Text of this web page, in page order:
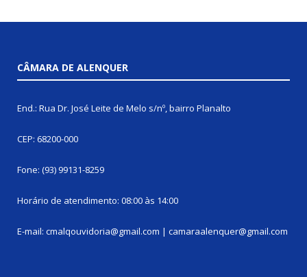
CÂMARA DE ALENQUER
End.: Rua Dr. José Leite de Melo s/nº, bairro Planalto
CEP: 68200-000
Fone: (93) 99131-8259
Horário de atendimento: 08:00 às 14:00
E-mail: cmalqouvidoria@gmail.com | camaraalenquer@gmail.com